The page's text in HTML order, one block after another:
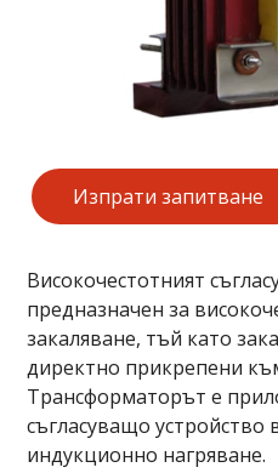
Изпрати запитване
Високочестотният
предназначен за
закаляване, тъй като
директно прикрепени
Трансформаторът е
съгласуващо устройство
индукционно нагряване.